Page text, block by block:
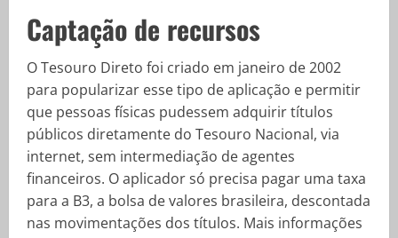
Captação de recursos
O Tesouro Direto foi criado em janeiro de 2002
para popularizar esse tipo de aplicação e permitir
que pessoas físicas pudessem adquirir títulos
públicos diretamente do Tesouro Nacional, via
internet, sem intermediação de agentes
financeiros. O aplicador só precisa pagar uma taxa
para a B3, a bolsa de valores brasileira, descontada
nas movimentações dos títulos. Mais informações